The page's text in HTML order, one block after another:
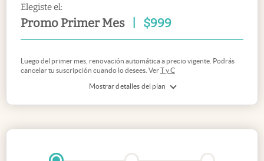
Elegiste el:
Promo Primer Mes $999
Mostrar detalles del plan
Luego del primer mes, renovación automática a precio vigente. Podrás
cancelar tu suscripción cuando lo desees. VerT y C